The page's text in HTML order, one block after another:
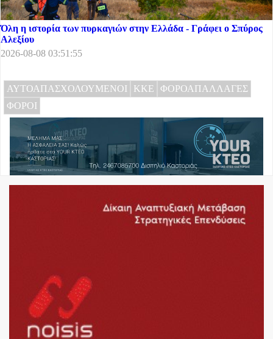
Όλη η ιστορία των πυρκαγιών στην Ελλάδα - Γράφει ο Σπύρος
Αλεξίου
2026-08-08 03:51:55
ΑΥΤΟΑΠΑΣΧΟΛΟΥΜΕΝΟΙ ΚΚΕ
ΦΟΡΟΑΠΑΛΛΑΓΕΣ
ΦΟΡΟΙ